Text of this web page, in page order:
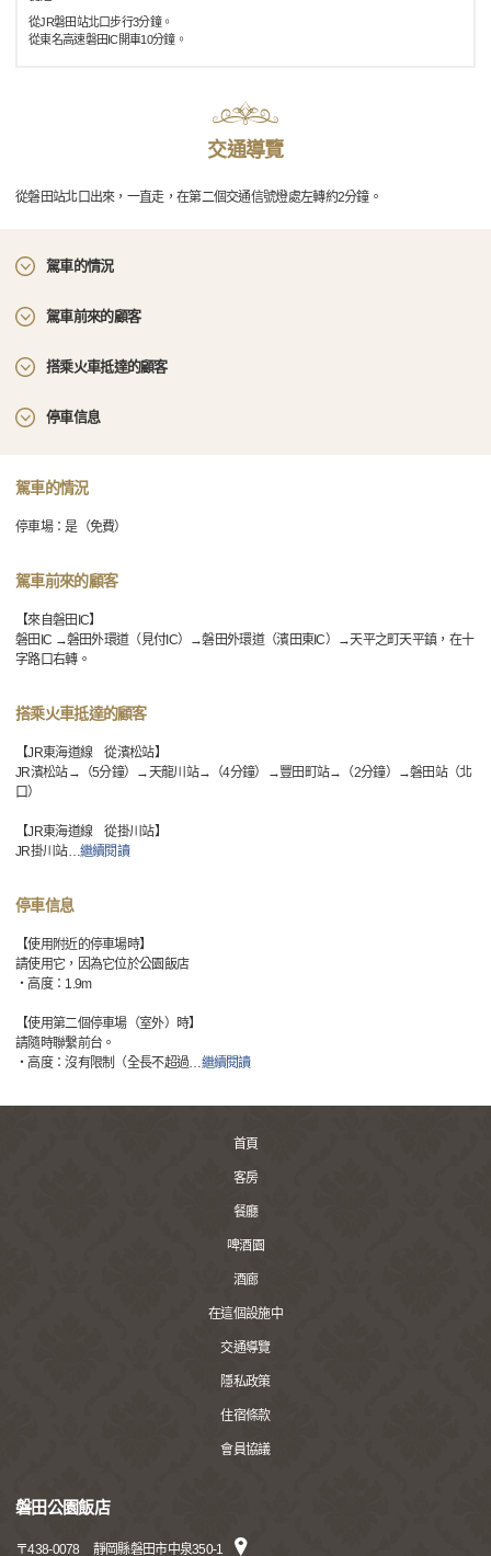
從JR磐田站北口步行3分鐘。
從東名高速磐田IC開車10分鐘。
交通導覽
從磐田站北口出來，一直走，在第二個交通信號燈處左轉約2分鐘。
駕車的情況
駕車前來的顧客
搭乘火車抵達的顧客
停車信息
駕車的情況
停車場：是（免費）
駕車前來的顧客
【來自磐田IC】
磐田IC →磐田外環道（見付IC）→磐田外環道（濱田東IC）→天平之町天平鎮，在十
字路口右轉。
搭乘火車抵達的顧客
【JR東海道線 從濱松站】
JR濱松站→（5分鐘）→天龍川站→（4分鐘）→豐田町站→（2分鐘）→磐田站（北
口）
【JR東海道線 從掛川站】
JR掛川站…繼續閱讀
停車信息
【使用附近的停車場時】
請使用它，因為它位於公園飯店
・高度：1.9m
【使用第二個停車場（室外）時】
請隨時聯繫前台。
・高度：沒有限制（全長不超過…繼續閱讀
首頁
客房
餐廳
啤酒園
酒廊
在這個設施中
交通導覽
隱私政策
住宿條款
會員協議
磐田公園飯店
〒438-0078 靜岡縣磐田市中泉350-1